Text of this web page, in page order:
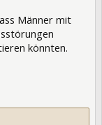
Männer mit
könnten.